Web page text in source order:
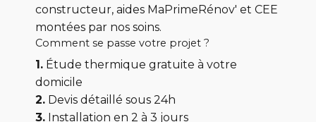
constructeur, aides MaPrimeRénov' et CEE
montées par nos soins.
Comment se passe votre projet ?
1. Étude thermique gratuite à votre
domicile
2. Devis détaillé sous 24h
3. Installation en 2 à 3 jours